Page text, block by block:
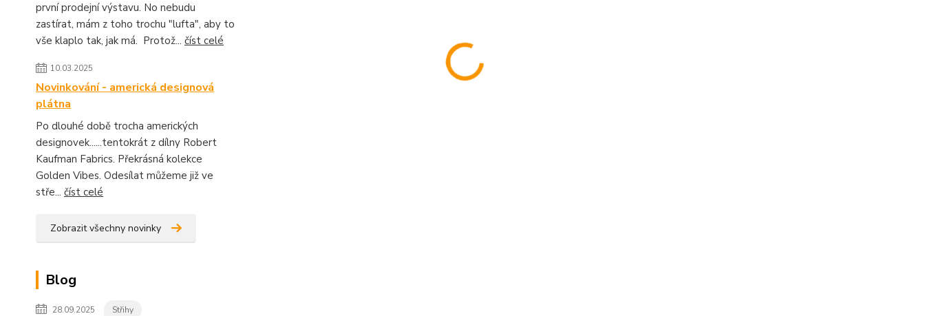
první prodejní výstavu. No nebudu
zastírat, mám z toho trochu "lufta", aby to
vše klaplo tak, jak má. Protož... číst celé
10.03.2025
Novinkování - americká designová
plátna
Po dlouhé době trocha amerických
designovek......tentokrát z dílny Robert
Kaufman Fabrics. Překrásná kolekce
Golden Vibes. Odesílat můžeme již ve
stře... číst celé
Zobrazit všechny novinky
Blog
28.09.2025 Střihy